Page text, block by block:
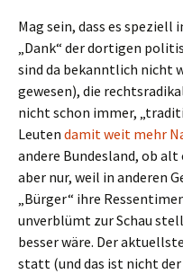
Mag sein, dass es speziell
„Dank“ der dortigen
sind da bekanntlich nicht
gewesen), die
nicht schon immer,
Leuten damit weit mehr
andere Bundesland, ob
aber nur, weil in anderen
„Bürger“ ihre
unverblümt zur Schau
besser wäre. Der
statt (und das ist nicht der